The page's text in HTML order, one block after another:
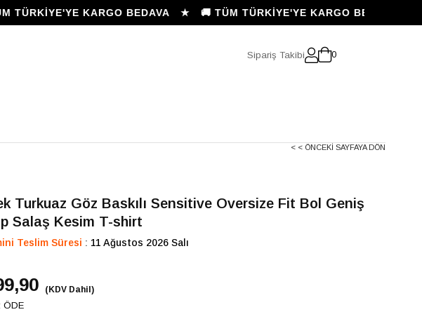
KARGO BEDAVA ★ 🚚 TÜM TÜRKİYE'YE KARGO BEDAVA ★
Sipariş Takibi 0
< < ÖNCEKI SAYFAYA DÖN
Turkuaz Göz Baskılı Sensitive Oversize Fit Bol Geniş
Salaş Kesim T-shirt
Teslim Süresi : 11 Ağustos 2026 Salı
(KDV Dahil)
ÖDE